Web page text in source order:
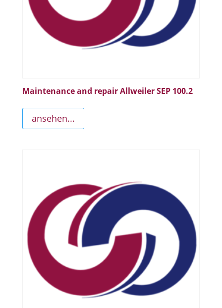
Maintenance and repair Allweiler SEP 100.2
ansehen...